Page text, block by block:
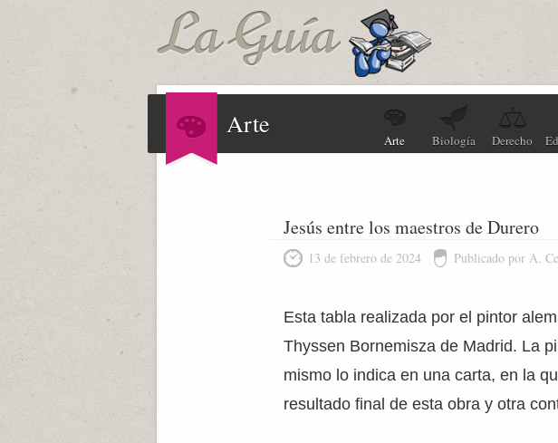
Arte
Arte Biología Derecho
Jesús entre los maestros de Durero
13 de febrero de 2024 Publicado por A.
Esta tabla realizada por el pintor
Thyssen Bornemisza de Madrid. La
mismo lo indica en una carta, en la
resultado final de esta obra y otra